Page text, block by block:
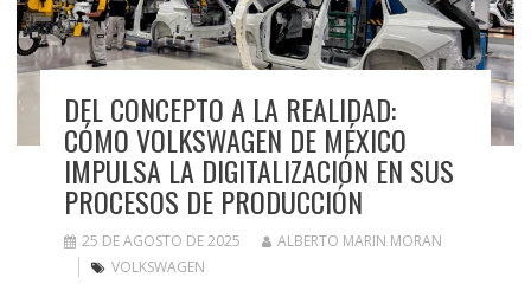
DEL CONCEPTO A LA REALIDAD:
CÓMO VOLKSWAGEN DE MÉXICO
IMPULSA LA DIGITALIZACIÓN EN SUS
PROCESOS DE PRODUCCIÓN
25 DE AGOSTO DE 2025
ALBERTO MARIN MORAN
VOLKSWAGEN